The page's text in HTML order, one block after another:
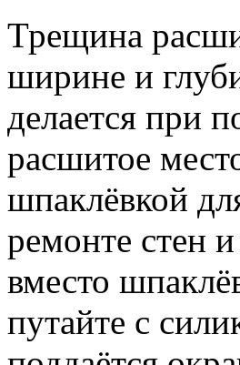
Трещина
ширине и
делается при
расшитое
шпаклёвкой
ремонте стен
вместо
путайте с